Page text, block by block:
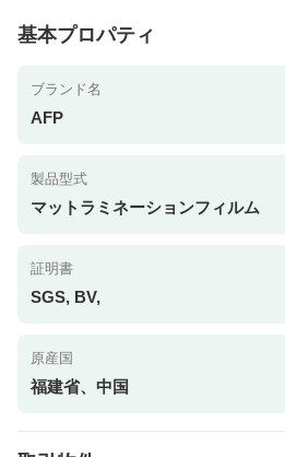
基本プロパティ
ブランド名
AFP
製品型式
マットラミネーションフィルム
証明書
SGS, BV,
原産国
福建省、中国